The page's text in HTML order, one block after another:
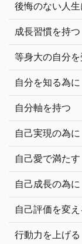
後悔のない人生
成長習慣を持つ
等身大の自分
自分を知る為に
自分軸を持つ
自己実現の為に
自己愛で満たす
自己成長の為に
自己評価を変え
行動力を上げる